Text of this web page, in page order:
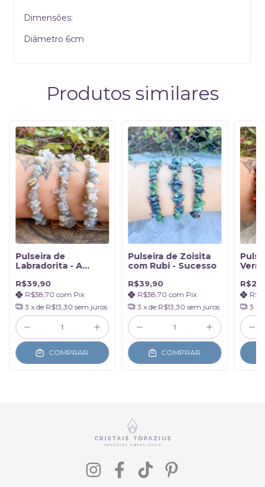
Dimensões:
Diâmetro 6cm
Produtos similares
Pulseira de
Labradorita - A
R$39,90
R$38,70 com Pix
3 x de R$13,30 sem juros
COMPRAR
Pulseira de Zoisita
com Rubi - Sucesso
R$39,90
R$38,70com Pix
3 x de R$13,30 sem juros
COMPRAR
3 x